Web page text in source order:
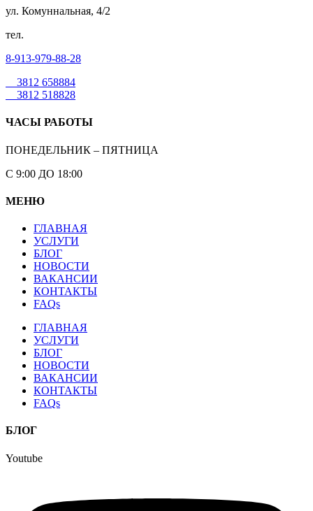
ул. Комуннальная, 4/2
тел.
8-913-979-88-28
3812 658884
3812 518828
ЧАСЫ РАБОТЫ
ПОНЕДЕЛЬНИК – ПЯТНИЦА
С 9:00 ДО 18:00
МЕНЮ
ГЛАВНАЯ
УСЛУГИ
БЛОГ
НОВОСТИ
ВАКАНСИИ
КОНТАКТЫ
FAQs
ГЛАВНАЯ
УСЛУГИ
БЛОГ
НОВОСТИ
ВАКАНСИИ
КОНТАКТЫ
FAQs
БЛОГ
Youtube